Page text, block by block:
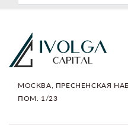
МОСКВА, ПРЕСНЕНСКАЯ
ПОМ. 1/23